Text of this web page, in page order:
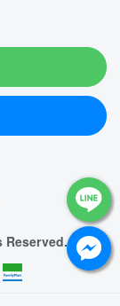
Reserved.